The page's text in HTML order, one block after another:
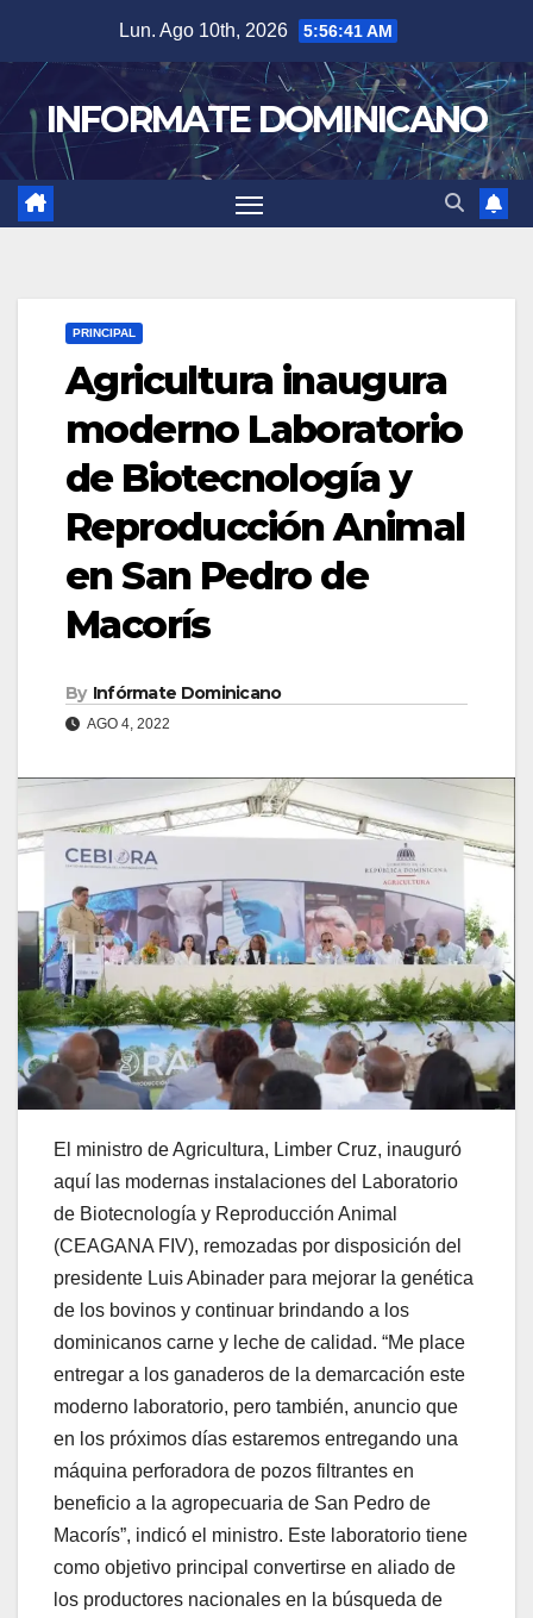
content
Lun. Ago 10th, 2026 5:56:42 AM
INFORMATE DOMINICANO
PRINCIPAL
Agricultura inaugura
moderno Laboratorio
de Biotecnología y
Reproducción Animal
en San Pedro de
Macorís
By Infórmate Dominicano
AGO 4, 2022
El ministro de Agricultura, Limber Cruz, inauguró
aquí las modernas instalaciones del Laboratorio
de Biotecnología y Reproducción Animal
(CEAGANA FIV), remozadas por disposición del
presidente Luis Abinader para mejorar la genética
de los bovinos y continuar brindando a los
dominicanos carne y leche de calidad. “Me place
entregar a los ganaderos de la demarcación este
moderno laboratorio, pero también, anuncio que
en los próximos días estaremos entregando una
máquina perforadora de pozos filtrantes en
beneficio a la agropecuaria de San Pedro de
Macorís”, indicó el ministro. Este laboratorio tiene
como objetivo principal convertirse en aliado de
los productores nacionales en la búsqueda de